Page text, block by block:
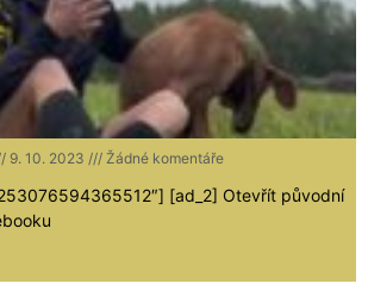
9. 10. 2023 Žádné komentáře
[ad_2] Otevřít původní